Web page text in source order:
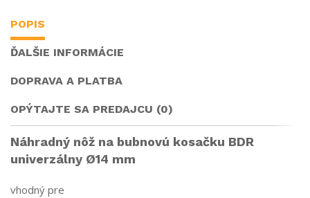
POPIS
ĎALŠIE INFORMÁCIE
DOPRAVA A PLATBA
OPÝTAJTE SA PREDAJCU (0)
Náhradný nôž na bubnovú kosačku BDR
univerzálny Ø14 mm
vhodný pre